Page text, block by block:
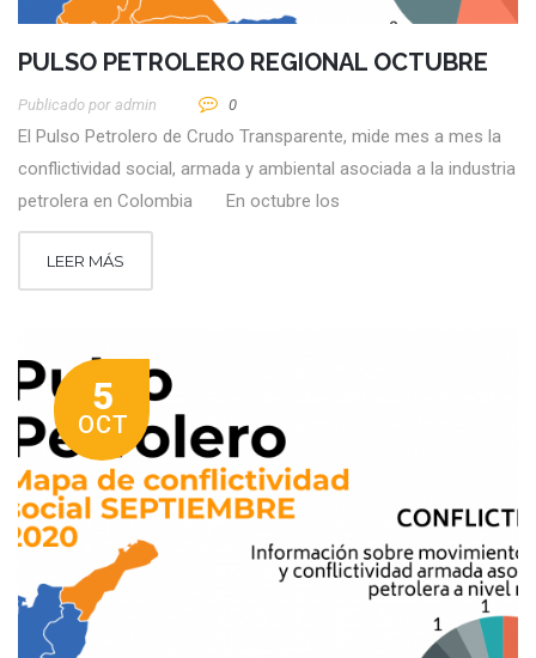
PULSO PETROLERO REGIONAL OCTUBRE
Publicado por Admin 0
El Pulso Petrolero de Crudo Transparente, mide mes a mes la
conflictividad social, armada y ambiental asociada a la industria
petrolera en Colombia En octubre los
LEER MÁS
5
OCT